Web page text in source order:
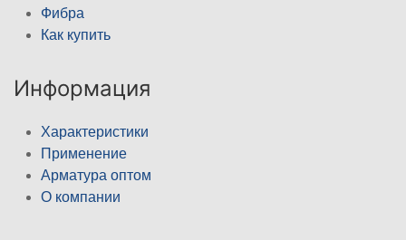
Фибра
Как купить
Информация
Характеристики
Применение
Арматура оптом
О компании